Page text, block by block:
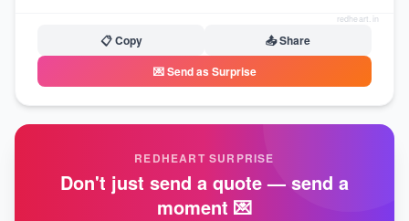
📋 Copy
📤 Share
💌 Send as Surprise
redheart.in
REDHEART SURPRISE
Don't just send a quote — send a
moment 💌